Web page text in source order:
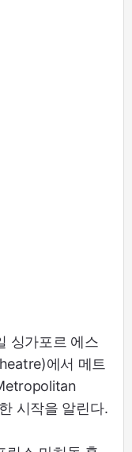
싱가포르 에스
에서 메트
시작을 알린다.